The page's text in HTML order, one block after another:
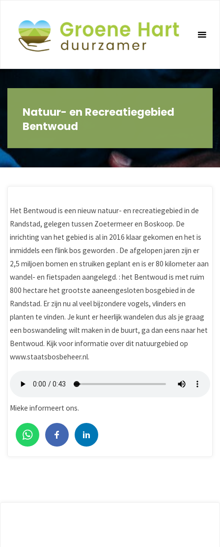
inhoud
Natuur- en Recreatiegebied
Bentwoud
Het Bentwoud is een nieuw natuur- en recreatiegebied in de
Randstad, gelegen tussen Zoetermeer en Boskoop. De
inrichting van het gebied is al in 2016 klaar gekomen en het is
inmiddels een flink bos geworden . De afgelopen jaren zijn er
2,5 miljoen bomen en struiken geplant en is er 80 kilometer aan
wandel- en fietspaden aangelegd. : het Bentwoud is met ruim
800 hectare het grootste aaneengesloten bosgebied in de
Randstad. Er zijn nu al veel bijzondere vogels, vlinders en
planten te vinden. Je kunt er heerlijk wandelen dus als je graag
een boswandeling wilt maken in de buurt, ga dan eens naar het
Bentwoud. Kijk voor informatie over dit natuurgebied op
www.staatsbosbeheer.nl.
Mieke informeert ons.